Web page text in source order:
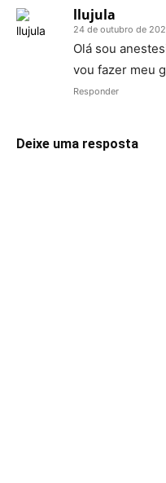
llujula
24 de outubro de
Olá sou
vou fazer meu
Responder
Deixe uma resposta